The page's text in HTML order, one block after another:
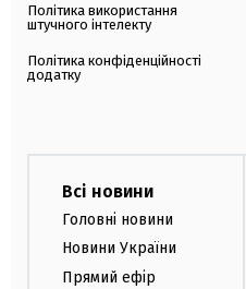
Політика використання
штучного інтелекту
Політика конфіденційності
додатку
Всі новини
Головні новини
Новини України
Прямий ефір